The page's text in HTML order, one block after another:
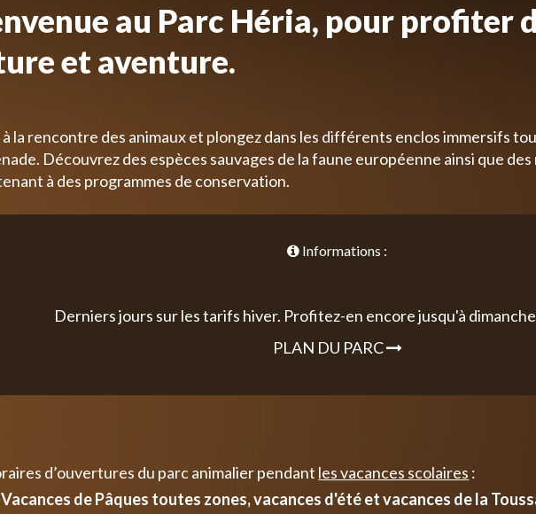
au Parc Héria, pour profiter
et aventure.
à la rencontre des animaux et plongez dans les différents enclos immersifs
Découvrez des espèces sauvages de la faune européenne ainsi que
à des programmes de conservation.
Informations :
Derniers jours sur les tarifs hiver. Profitez-en encore jusqu'à
PLAN DU PARC
d’ouvertures du parc animalier pendant les vacances scolaires :
Vacances de Pâques toutes zones, vacances d'été et vacances de la